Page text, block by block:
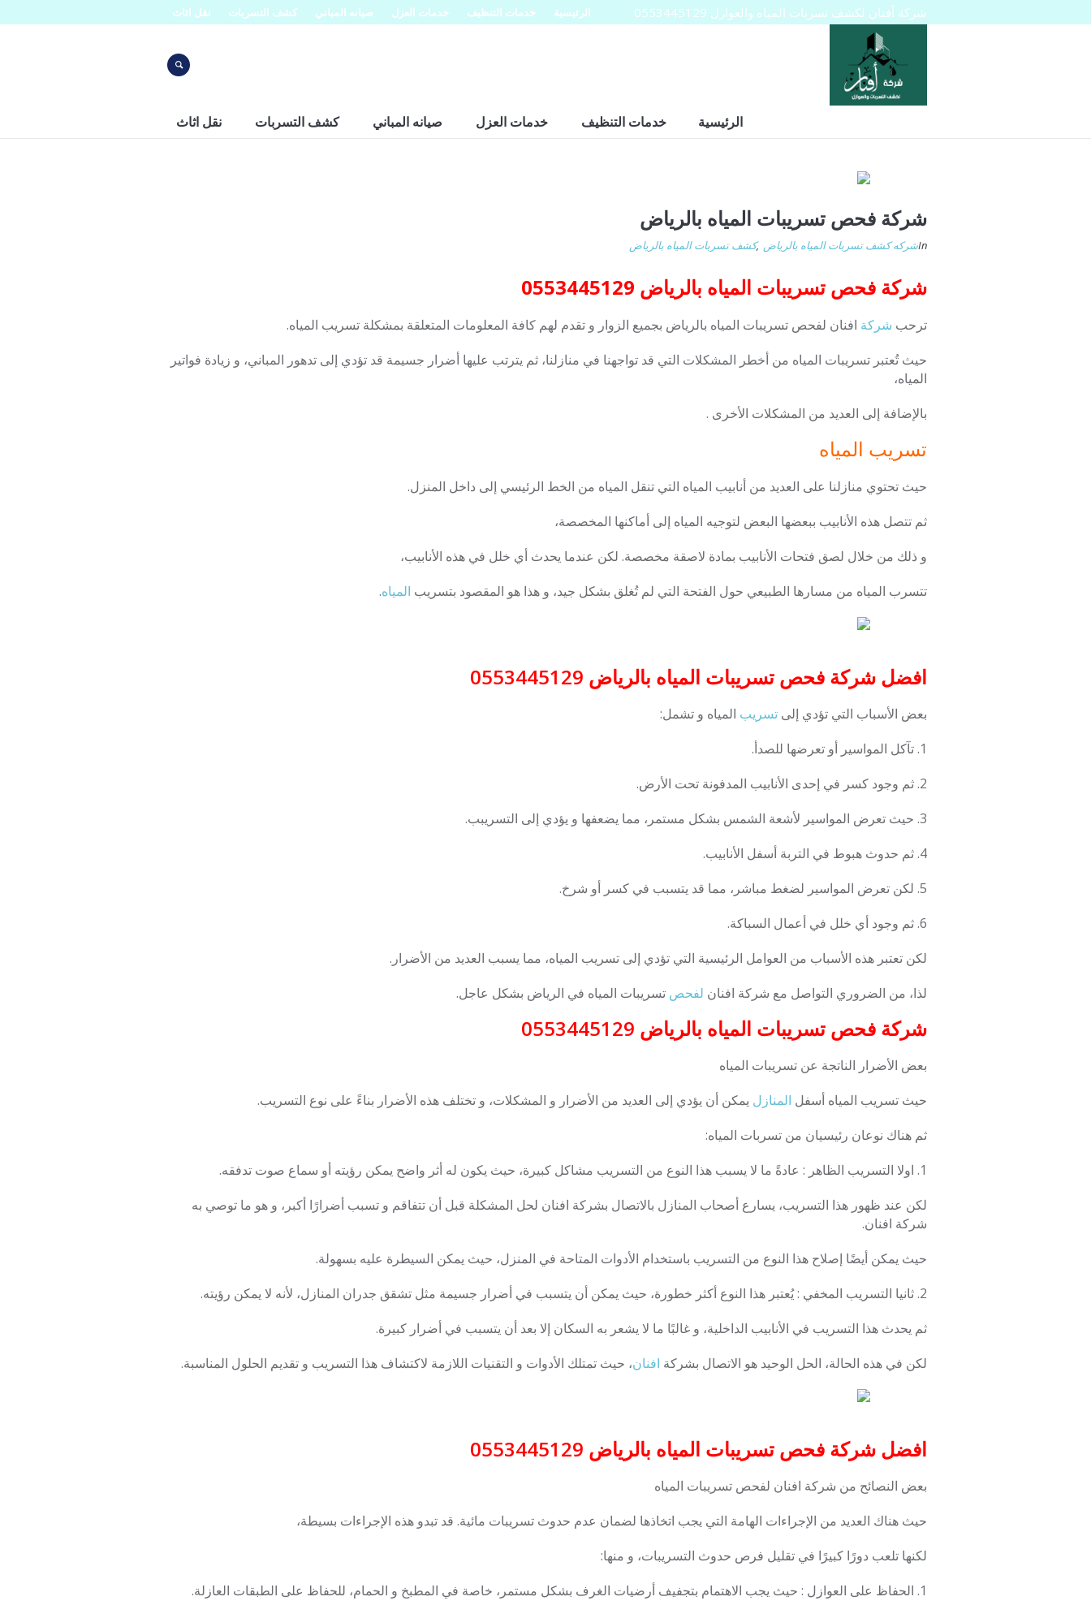
الرئيسية خدمات التنظيف خدمات العزل صيانه المباني كشف التسربات نقل اثاث شركة أفنان لكشف تسربات المياه والعوازل 0553445129
الرئيسية خدمات التنظيف خدمات العزل صيانه المباني كشف التسربات نقل اثاث
شركة فحص تسريبات المياه بالرياض
Inشركه كشف تسربات المياه بالرياض ,كشف تسربات المياه بالرياض
شركة فحص تسريبات المياه بالرياض 0553445129
ترحب شركة افنان لفحص تسريبات المياه بالرياض بجميع الزوار و تقدم لهم كافة المعلومات المتعلقة بمشكلة تسريب المياه.
حيث تُعتبر تسريبات المياه من أخطر المشكلات التي قد تواجهنا في منازلنا، ثم يترتب عليها أضرار جسيمة قد تؤدي إلى تدهور المباني، و زيادة فواتير
المياه،
بالإضافة إلى العديد من المشكلات الأخرى .
تسريب المياه
حيث تحتوي منازلنا على العديد من أنابيب المياه التي تنقل المياه من الخط الرئيسي إلى داخل المنزل.
ثم تتصل هذه الأنابيب ببعضها البعض لتوجيه المياه إلى أماكنها المخصصة،
و ذلك من خلال لصق فتحات الأنابيب بمادة لاصقة مخصصة. لكن عندما يحدث أي خلل في هذه الأنابيب،
تتسرب المياه من مسارها الطبيعي حول الفتحة التي لم تُغلق بشكل جيد، و هذا هو المقصود بتسريب المياه.
افضل شركة فحص تسريبات المياه بالرياض 0553445129
بعض الأسباب التي تؤدي إلى تسريب المياه و تشمل:
1. تآكل المواسير أو تعرضها للصدأ.
2. ثم وجود كسر في إحدى الأنابيب المدفونة تحت الأرض.
3. حيث تعرض المواسير لأشعة الشمس بشكل مستمر، مما يضعفها و يؤدي إلى التسريبب.
4. ثم حدوث هبوط في التربة أسفل الأنابيب.
5. لكن تعرض المواسير لضغط مباشر، مما قد يتسبب في كسر أو شرخ.
6. ثم وجود أي خلل في أعمال السباكة.
لكن تعتبر هذه الأسباب من العوامل الرئيسية التي تؤدي إلى تسريب المياه، مما يسبب العديد من الأضرار.
لذا، من الضروري التواصل مع شركة افنان لفحص تسريبات المياه في الرياض بشكل عاجل.
شركة فحص تسريبات المياه بالرياض 0553445129
بعض الأضرار الناتجة عن تسريبات المياه
حيث تسريب المياه أسفل المنازل يمكن أن يؤدي إلى العديد من الأضرار و المشكلات، و تختلف هذه الأضرار بناءً على نوع التسريب.
ثم هناك نوعان رئيسيان من تسربات المياه:
1. اولا التسريب الظاهر : عادةً ما لا يسبب هذا النوع من التسريب مشاكل كبيرة، حيث يكون له أثر واضح يمكن رؤيته أو سماع صوت تدفقه.
لكن عند ظهور هذا التسريب، يسارع أصحاب المنازل بالاتصال بشركة افنان لحل المشكلة قبل أن تتفاقم و تسبب أضرارًا أكبر، و هو ما توصي به
شركة افنان.
حيث يمكن أيضًا إصلاح هذا النوع من التسريب باستخدام الأدوات المتاحة في المنزل، حيث يمكن السيطرة عليه بسهولة.
2. ثانيا التسريب المخفي : يُعتبر هذا النوع أكثر خطورة، حيث يمكن أن يتسبب في أضرار جسيمة مثل تشقق جدران المنازل، لأنه لا يمكن رؤيته.
ثم يحدث هذا التسريب في الأنابيب الداخلية، و غالبًا ما لا يشعر به السكان إلا بعد أن يتسبب في أضرار كبيرة.
لكن في هذه الحالة، الحل الوحيد هو الاتصال بشركة افنان، حيث تمتلك الأدوات و التقنيات اللازمة لاكتشاف هذا التسريب و تقديم الحلول المناسبة.
افضل شركة فحص تسريبات المياه بالرياض 0553445129
بعض النصائح من شركة افنان لفحص تسريبات المياه
حيث هناك العديد من الإجراءات الهامة التي يجب اتخاذها لضمان عدم حدوث تسريبات مائية. قد تبدو هذه الإجراءات بسيطة،
لكنها تلعب دورًا كبيرًا في تقليل فرص حدوث التسريبات، و منها:
1. الحفاظ على العوازل : حيث يجب الاهتمام بتجفيف أرضيات الغرف بشكل مستمر، خاصة في المطبخ و الحمام، للحفاظ على الطبقات العازلة.